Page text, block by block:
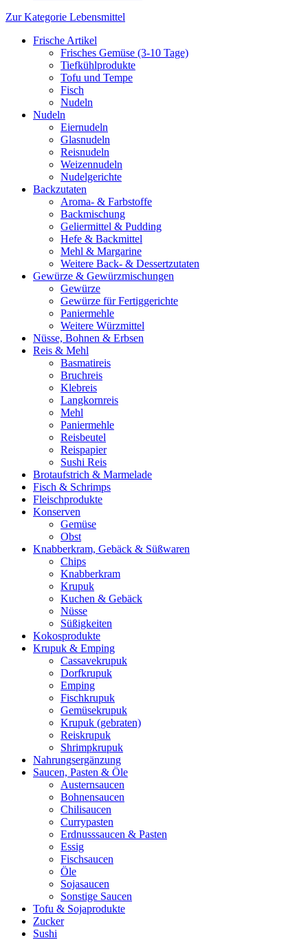
Zur Kategorie Lebensmittel
Frische Artikel
Frisches Gemüse (3-10 Tage)
Tiefkühlprodukte
Tofu und Tempe
Fisch
Nudeln
Nudeln
Eiernudeln
Glasnudeln
Reisnudeln
Weizennudeln
Nudelgerichte
Backzutaten
Aroma- & Farbstoffe
Backmischung
Geliermittel & Pudding
Hefe & Backmittel
Mehl & Margarine
Weitere Back- & Dessertzutaten
Gewürze & Gewürzmischungen
Gewürze
Gewürze für Fertiggerichte
Paniermehle
Weitere Würzmittel
Nüsse, Bohnen & Erbsen
Reis & Mehl
Basmatireis
Bruchreis
Klebreis
Langkornreis
Mehl
Paniermehle
Reisbeutel
Reispapier
Sushi Reis
Brotaufstrich & Marmelade
Fisch & Schrimps
Fleischprodukte
Konserven
Gemüse
Obst
Knabberkram, Gebäck & Süßwaren
Chips
Knabberkram
Krupuk
Kuchen & Gebäck
Nüsse
Süßigkeiten
Kokosprodukte
Krupuk & Emping
Cassavekrupuk
Dorfkrupuk
Emping
Fischkrupuk
Gemüsekrupuk
Krupuk (gebraten)
Reiskrupuk
Shrimpkrupuk
Nahrungsergänzung
Saucen, Pasten & Öle
Austernsaucen
Bohnensaucen
Chilisaucen
Currypasten
Erdnusssaucen & Pasten
Essig
Fischsaucen
Öle
Sojasaucen
Sonstige Saucen
Tofu & Sojaprodukte
Zucker
Sushi